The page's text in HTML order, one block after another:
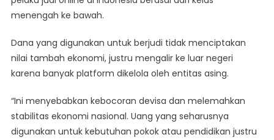
menengah ke bawah.
Dana yang digunakan untuk berjudi tidak menciptakan
nilai tambah ekonomi, justru mengalir ke luar negeri
karena banyak platform dikelola oleh entitas asing.
“Ini menyebabkan kebocoran devisa dan melemahkan
stabilitas ekonomi nasional. Uang yang seharusnya
digunakan untuk kebutuhan pokok atau pendidikan justru